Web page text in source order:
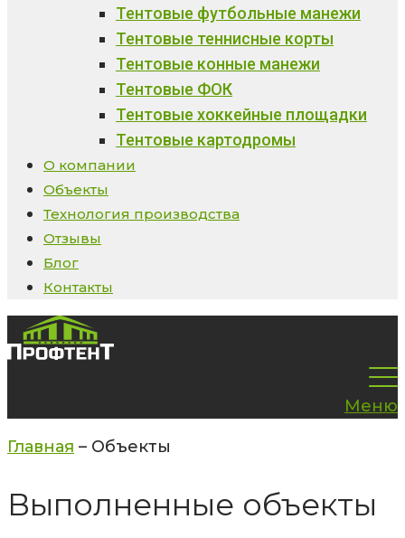
Тентовые футбольные манежи
Тентовые теннисные корты
Тентовые конные манежи
Тентовые ФОК
Тентовые хоккейные площадки
Тентовые картодромы
О компании
Объекты
Технология производства
Отзывы
Блог
Контакты
Меню
Главная – Объекты
Выполненные объекты